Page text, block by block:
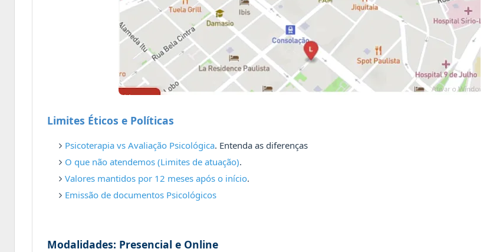
Limites Éticos e Políticas
Psicoterapia vs Avaliação Psicológica. Entenda as diferenças
O que não atendemos (Limites de atuação).
Valores mantidos por 12 meses após o início.
Emissão de documentos Psicológicos
Modalidades: Presencial e Online